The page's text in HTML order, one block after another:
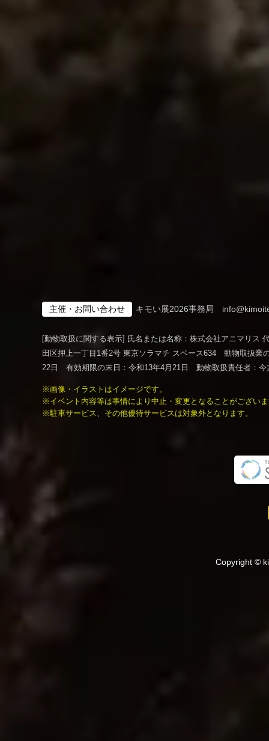
主催・お問い合わせ キモい展2026事務局
[動物取扱に関する表示] 氏名または名称：株式会社アニマリ
田区押上一丁目1番2号 東京ソラマチ スペース634 動物取扱
22日 有効期限の末日：令和13年4月21日 動物取扱責任者：今
※画像・イラストはイメージです。
※イベント内容等は事情により中止・変更となることがござい
※駐車サービス、その他優待サービスは対象外となります。
Copyright ©